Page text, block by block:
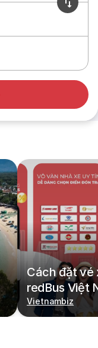
Cách đặt vé
redBus Việt
Vietnambiz